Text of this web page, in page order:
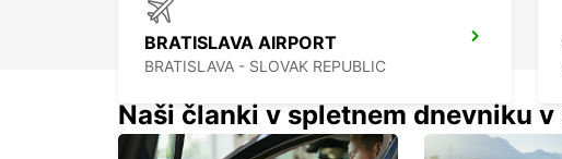
BRATISLAVA AIRPORT
BRATISLAVA - SLOVAK REPUBLIC
Naši članki v spletnem dnevniku v